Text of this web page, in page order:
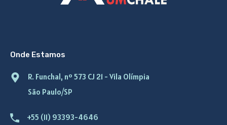
Onde Estamos
R. Funchal, nº 573 CJ 21 - Vila Olímpia
São Paulo/SP
+55 (11) 93393-4646